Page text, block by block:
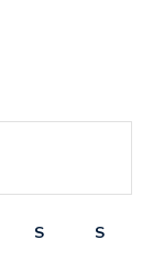
S
S